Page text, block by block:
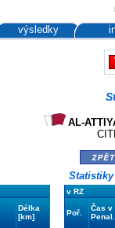
výsledky
AL-
v RZ
Délka
[km]
Poř.
Čas v
Penal.